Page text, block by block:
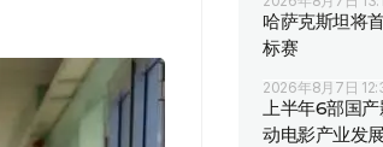
哈萨克斯坦将
标赛
2026年8月7日
上半年6部国
动电影产业发展